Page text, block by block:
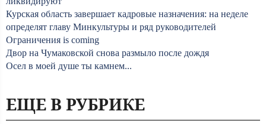
Курская область завершает кадровые назначения: на неделе
определят главу Минкультуры и ряд руководителей
Ограничения is coming
Двор на Чумаковской снова размыло после дождя
Осел в моей душе ты камнем...
ЕЩЕ В РУБРИКЕ